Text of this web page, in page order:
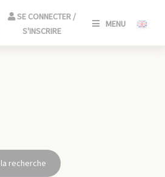
SE CONNECTER /
S'INSCRIRE
MENU
recherche